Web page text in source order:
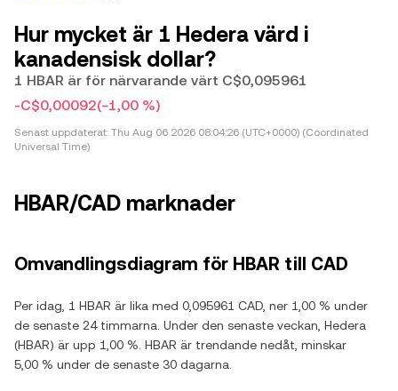
Hur mycket är 1 Hedera värd i
kanadensisk dollar?
1 HBAR är för närvarande värt C$0,095961
-C$0,00092(−1,00 %)
Senast uppdaterat: Thu Aug 06 2026 08:04:26 (UTC+0000) (Coordinated
Universal Time)
HBAR/CAD marknader
Omvandlingsdiagram för HBAR till CAD
Per idag, 1 HBAR är lika med 0,095961 CAD, ner 1,00 % under
de senaste 24 timmarna. Under den senaste veckan, Hedera
(HBAR) är upp 1,00 %. HBAR är trendande nedåt, minskar
5,00 % under de senaste 30 dagarna.